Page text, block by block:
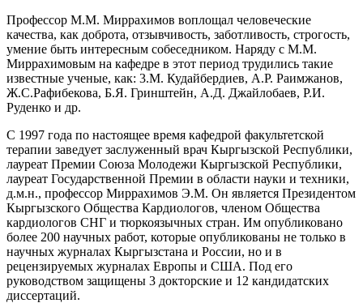
Профессор М.М. Миррахимов воплощал человеческие
качества, как доброта, отзывчивость, заботливость, строгость,
умение быть интересным собеседником. Наряду с М.М.
Миррахимовым на кафедре в этот период трудились такие
известные ученые, как: 3.М. Кудайбердиев, А.Р. Раимжанов,
Ж.С.Рафибекова, Б.Я. Гринштейн, А.Д. Джайлобаев, Р.И.
Руденко и др.
С 1997 года по настоящее время кафедрой факультетской
терапии заведует заслуженный врач Кыргызской Республики,
лауреат Премии Союза Молодежи Кыргызской Республики,
лауреат Государственной Премии в области науки и техники,
д.м.н., профессор Миррахимов Э.М. Он является Президентом
Кыргызского Общества Кардиологов, членом Общества
кардиологов СНГ и тюркоязычных стран. Им опубликовано
более 200 научных работ, которые опубликованы не только в
научных журналах Кыргызстана и России, но и в
рецензируемых журналах Европы и США. Под его
руководством защищены 3 докторские и 12 кандидатских
диссертаций.